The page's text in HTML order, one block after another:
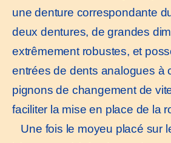
une denture correspondante
deux dentures, de grandes
extrêmement robustes, et
entrées de dents analogues à
pignons de changement de
faciliter la mise en place de la
Une fois le moyeu placé sur